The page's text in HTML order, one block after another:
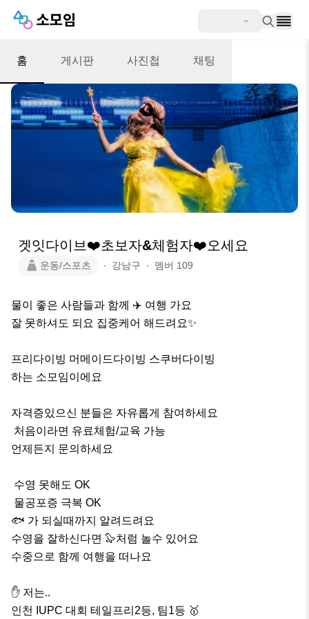
홈 게시판 사진첩 채팅
겟잇다이브❤️초보자&체험자❤️오세요
운동/스포츠 ∙ 강남구 ∙ 멤버 109
물이 좋은 사람들과 함께 ✈️ 여행 가요
잘 못하셔도 되요 집중케어 해드려요✨️
프리다이빙 머메이드다이빙 스쿠버다이빙
하는 소모임이에요
자격증있으신 분들은 자유롭게 참여하세요
언제든지 문의하세요
🐟 가 되실때까지 알려드려요
수영을 잘하신다면 🦭처럼 놀수 있어요
수중으로 함께 여행을 떠나요
✋️ 저는..
인천 IUPC 대회 테일프리2등, 팀1등 🥇